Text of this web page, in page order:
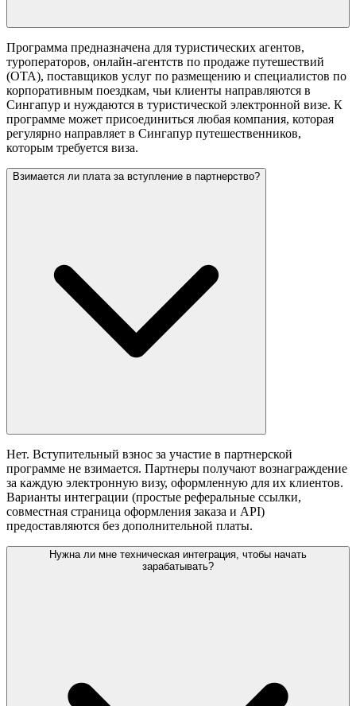
Программа предназначена для туристических агентов,
туроператоров, онлайн-агентств по продаже путешествий
(OTA), поставщиков услуг по размещению и специалистов по
корпоративным поездкам, чьи клиенты направляются в
Сингапур и нуждаются в туристической электронной визе. К
программе может присоединиться любая компания, которая
регулярно направляет в Сингапур путешественников,
которым требуется виза.
Взимается ли плата за вступление в партнерство?
Нет. Вступительный взнос за участие в партнерской
программе не взимается. Партнеры получают вознаграждение
за каждую электронную визу, оформленную для их клиентов.
Варианты интеграции (простые реферальные ссылки,
совместная страница оформления заказа и API)
предоставляются без дополнительной платы.
Нужна ли мне техническая интеграция, чтобы начать
зарабатывать?